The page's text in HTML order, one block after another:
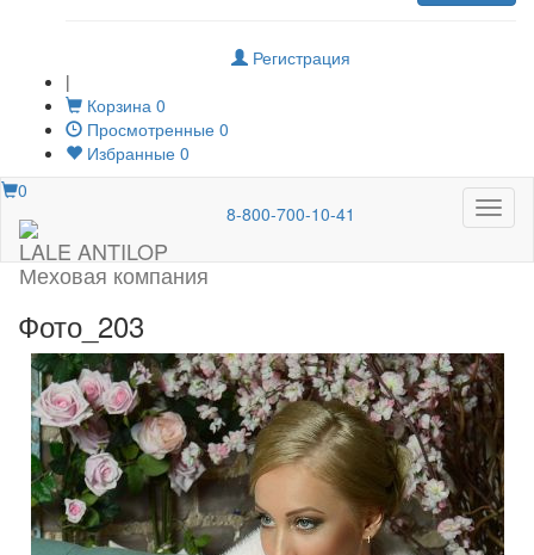
Регистрация
|
Корзина 0
Просмотренные 0
Избранные 0
Меню
0
LALE ANTILOP
Меховая компания
8-800-700-10-41
Фото_203